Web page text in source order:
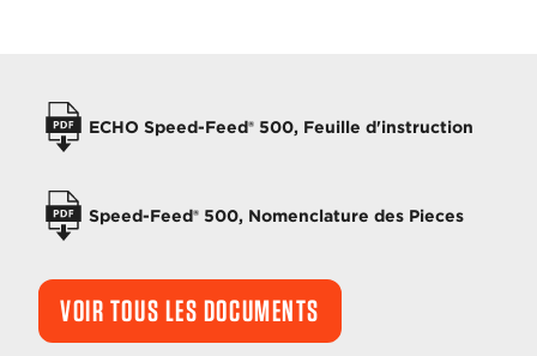
MANUELS DE L'OPÉRATEUR
ECHO Speed-Feed® 500, Feuille d'instruction
Speed-Feed® 500, Nomenclature des Pieces
VOIR TOUS LES DOCUMENTS